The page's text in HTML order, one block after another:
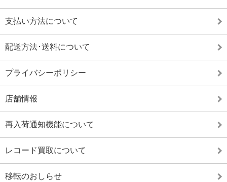
支払い方法について
配送方法･送料について
プライバシーポリシー
店舗情報
再入荷通知機能について
レコード買取について
移転のおしらせ